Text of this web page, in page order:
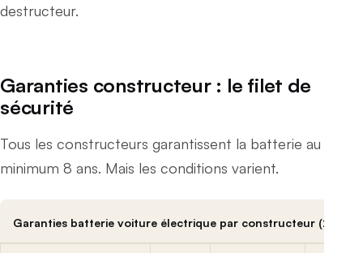
destructeur.
Garanties constructeur : le filet de
sécurité
Tous les constructeurs garantissent la batterie au
minimum 8 ans. Mais les conditions varient.
Garanties batterie voiture électrique par constructeur (2026)